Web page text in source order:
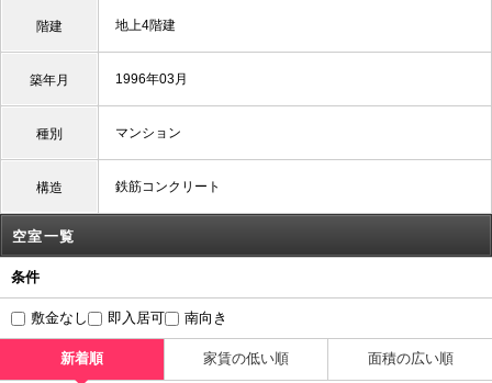
階建 地上4階建
築年月 1996年03月
種別 マンション
構造 鉄筋コンクリート
空室一覧
条件
敷金なし 即入居可 南向き
新着順 家賃の低い順 面積の広い順